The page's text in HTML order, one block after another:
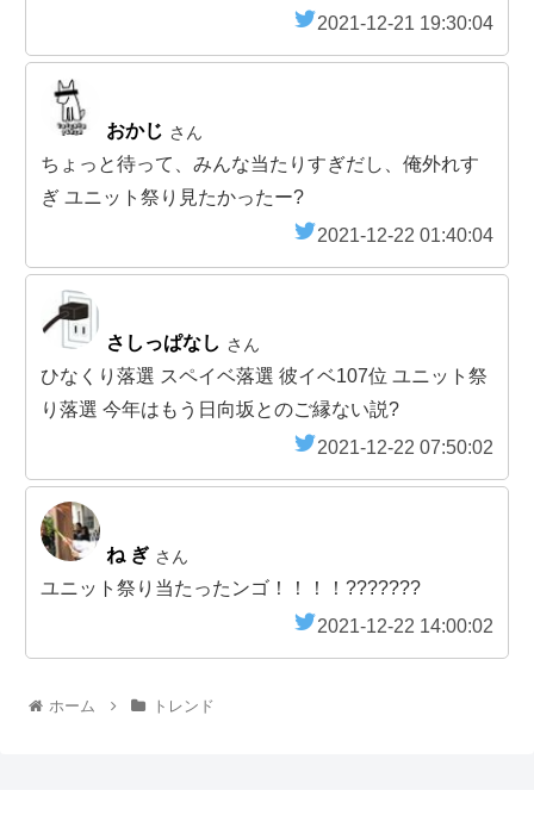
2021-12-21 19:30:04
おかじ さん
ちょっと待って、みんな当たりすぎだし、俺外れす
ぎ ユニット祭り見たかったー?
2021-12-22 01:40:04
さしっぱなし さん
ひなくり落選 スペイベ落選 彼イベ107位 ユニット祭
り落選 今年はもう日向坂とのご縁ない説?
2021-12-22 07:50:02
ね ぎ さん
ユニット祭り当たったンゴ！！！！???????
2021-12-22 14:00:02
ホーム トレンド